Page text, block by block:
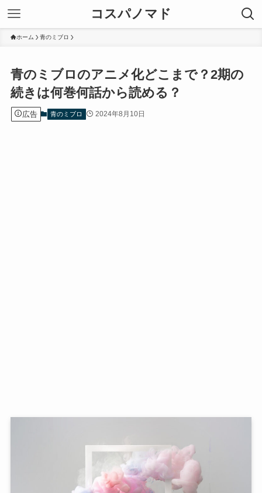
コスパノマド
ホーム 青のミブロ
青のミブロのアニメ化どこまで？2期の
続きは何巻何話から読める？
広告 青のミブロ 2024年8月10日